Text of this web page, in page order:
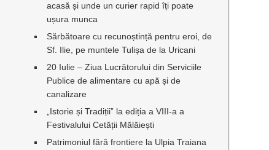
acasă și unde un curier rapid îți poate
ușura munca
Sărbătoare cu recunoștință pentru eroi, de
Sf. Ilie, pe muntele Tulișa de la Uricani
20 Iulie – Ziua Lucrătorului din Serviciile
Publice de alimentare cu apă și de
canalizare
„Istorie și Tradiții” la ediția a VIII-a a
Festivalului Cetății Mălăiești
Patrimoniul fără frontiere la Ulpia Traiana